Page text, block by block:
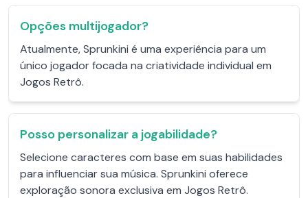
Opções multijogador?
Atualmente, Sprunkini é uma experiência para um
único jogador focada na criatividade individual em
Jogos Retrô.
Posso personalizar a jogabilidade?
Selecione caracteres com base em suas habilidades
para influenciar sua música. Sprunkini oferece
exploração sonora exclusiva em Jogos Retrô.